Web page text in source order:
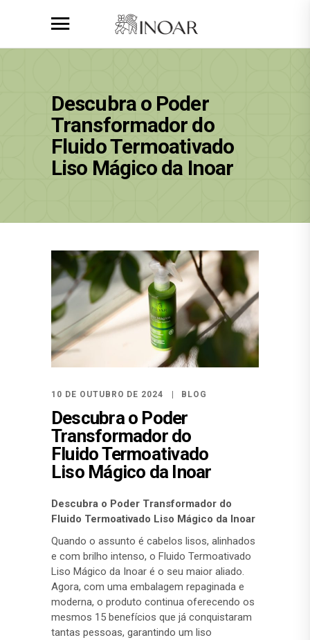
Descubra o Poder
Transformador do
Fluido Termoativado
Liso Mágico da Inoar
10 DE OUTUBRO DE 2024 BLOG
Descubra o Poder
Transformador do
Fluido Termoativado
Liso Mágico da Inoar
Descubra o Poder Transformador do
Fluido Termoativado Liso Mágico da Inoar
Quando o assunto é cabelos lisos, alinhados
e com brilho intenso, o Fluido Termoativado
Liso Mágico da Inoar é o seu maior aliado.
Agora, com uma embalagem repaginada e
moderna, o produto continua oferecendo os
mesmos 15 benefícios que já conquistaram
tantas pessoas, garantindo um liso